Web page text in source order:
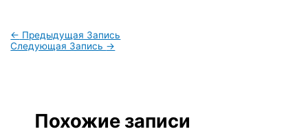
← Предыдущая Запись
Следующая Запись →
Похожие записи